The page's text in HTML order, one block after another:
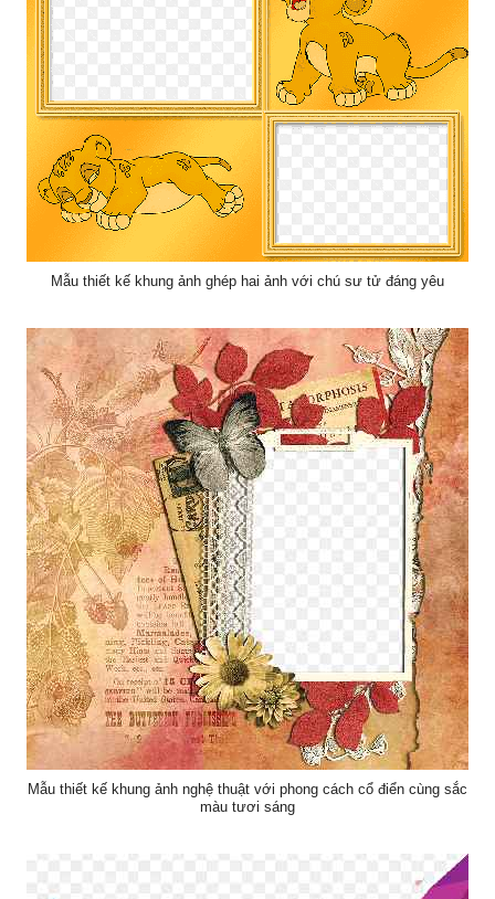
Mẫu thiết kế khung ảnh ghép hai ảnh với chú sư tử đáng yêu
Mẫu thiết kế khung ảnh nghệ thuật với phong cách cổ điển cùng sắc
màu tươi sáng